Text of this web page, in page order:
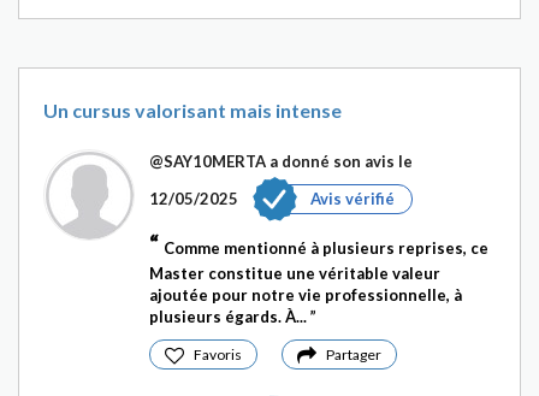
Un cursus valorisant mais intense
@SAY10MERTA a donné son avis le
12/05/2025
Avis vérifié
Comme mentionné à plusieurs reprises, ce
Master constitue une véritable valeur
ajoutée pour notre vie professionnelle, à
plusieurs égards. À...
Favoris Partager